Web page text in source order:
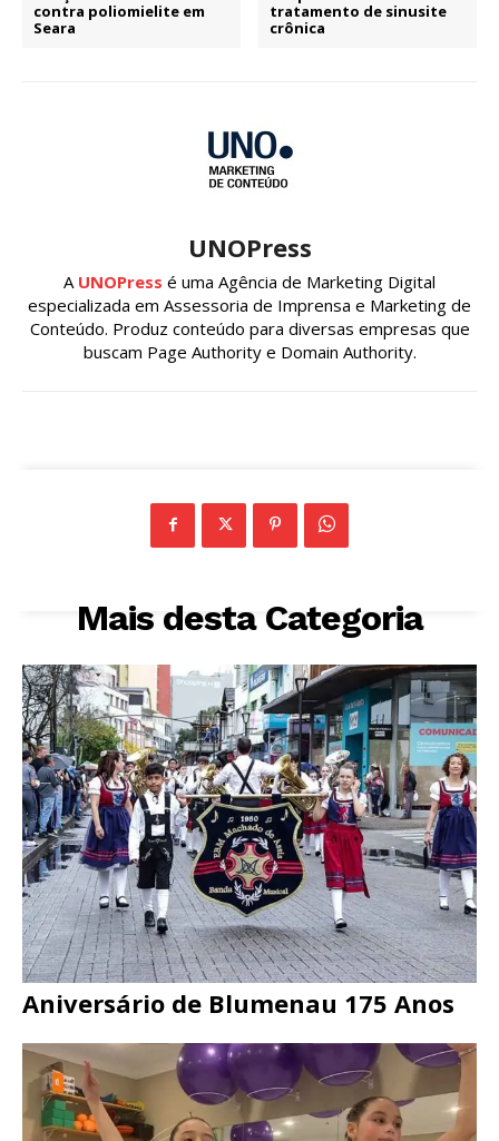
contra poliomielite em
Seara
tratamento de sinusite
crônica
UNOPress
A UNOPress é uma Agência de Marketing Digital
especializada em Assessoria de Imprensa e Marketing de
Conteúdo. Produz conteúdo para diversas empresas que
buscam Page Authority e Domain Authority.
Mais desta Categoria
Aniversário de Blumenau 175 Anos